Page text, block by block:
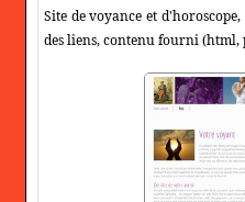
Site de voyance et
des liens, contenu fourni (html,